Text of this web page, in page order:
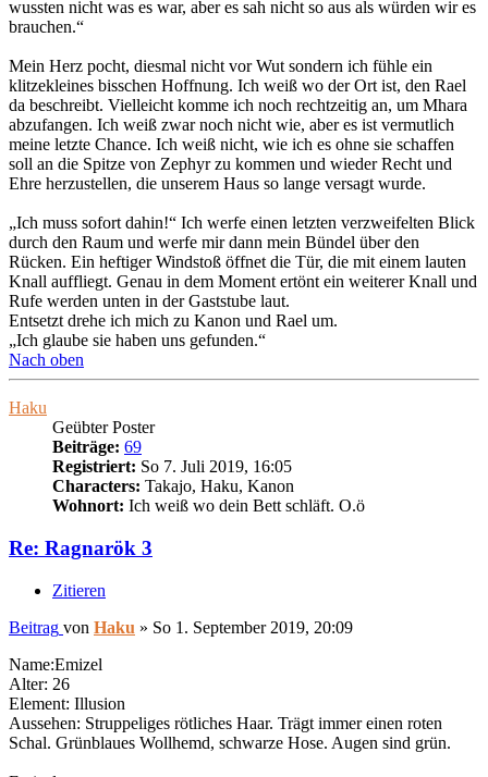
wussten nicht was es war, aber es sah nicht so aus als würden wir es
brauchen.“
Mein Herz pocht, diesmal nicht vor Wut sondern ich fühle ein
klitzekleines bisschen Hoffnung. Ich weiß wo der Ort ist, den Rael
da beschreibt. Vielleicht komme ich noch rechtzeitig an, um Mhara
abzufangen. Ich weiß zwar noch nicht wie, aber es ist vermutlich
meine letzte Chance. Ich weiß nicht, wie ich es ohne sie schaffen
soll an die Spitze von Zephyr zu kommen und wieder Recht und
Ehre herzustellen, die unserem Haus so lange versagt wurde.
„Ich muss sofort dahin!“ Ich werfe einen letzten verzweifelten Blick
durch den Raum und werfe mir dann mein Bündel über den
Rücken. Ein heftiger Windstoß öffnet die Tür, die mit einem lauten
Knall auffliegt. Genau in dem Moment ertönt ein weiterer Knall und
Rufe werden unten in der Gaststube laut.
Entsetzt drehe ich mich zu Kanon und Rael um.
„Ich glaube sie haben uns gefunden.“
Nach oben
Haku
Geübter Poster
Beiträge: 69
Registriert: So 7. Juli 2019, 16:05
Characters: Takajo, Haku, Kanon
Wohnort: Ich weiß wo dein Bett schläft. O.ö
Re: Ragnarök 3
Zitieren
Beitrag von Haku » So 1. September 2019, 20:09
Name:Emizel
Alter: 26
Element: Illusion
Aussehen: Struppeliges rötliches Haar. Trägt immer einen roten
Schal. Grünblaues Wollhemd, schwarze Hose. Augen sind grün.